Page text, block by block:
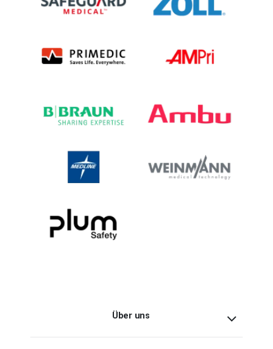
Über uns